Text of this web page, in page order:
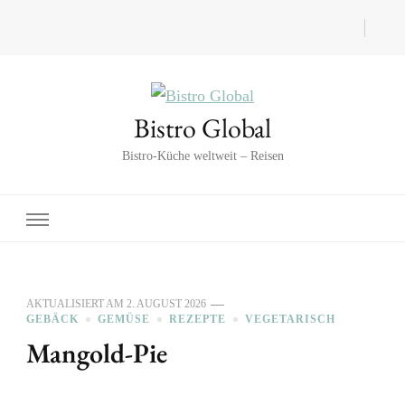
Bistro Global
Bistro-Küche weltweit – Reisen
AKTUALISIERT AM 2. AUGUST 2026
GEBÄCK
GEMÜSE REZEPTE VEGETARISCH
Mangold-Pie